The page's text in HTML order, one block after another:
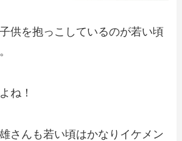
供を抱っこしているのが若い頃
ね！
さんも若い頃はかなりイケメン